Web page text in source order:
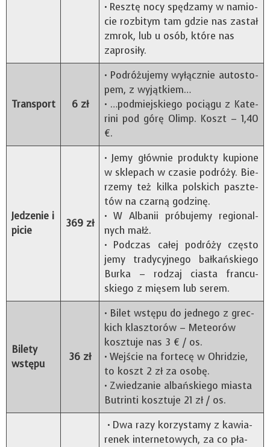
• Resztę nocy spę­dzamy w namio­
cie roz­bi­tym tam gdzie nas zastał
zmrok, lub u osób, które nas
zaprosiły.
Transport 6 zł
• Podró­żu­jemy wyłącz­nie auto­sto­
pem, z wyjątkiem…
• …pod­miej­skiego pociągu z Kate­
rini pod górę Olimp. Koszt – 1,40
€.
Jedzenie i
picie
369 zł
• Jemy głów­nie pro­dukty kupione
w skle­pach w cza­sie podróży. Bie­
rzemy też kilka pol­skich pasz­te­
tów na czarną godzinę.
• W Alba­nii pró­bu­jemy regio­nal­
nych małż.
• Pod­czas całej podróży czę­sto
jemy tra­dy­cyj­nego bał­kań­skiego
Burka – rodzaj cia­sta fran­cu­
skiego z mię­sem lub serem.
Bilety
wstępu
36 zł
• Bilet wstępu do jed­nego z grec­
kich klasz­to­rów – Mete­orów
kosz­tuje nas 3 € / os.
• Wej­ście na for­tecę w Ohri­dzie,
to koszt 2 zł za osobę.
• Zwie­dza­nie albań­skiego mia­sta
Butrinti kosz­tuje 21 zł / os.
• Dwa razy korzy­stamy z kawia­
re­nek inter­ne­to­wych, za co pła­